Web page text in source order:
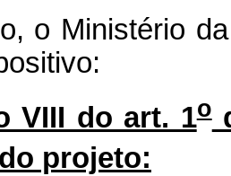
da
VIII do art. 1o
do projeto: